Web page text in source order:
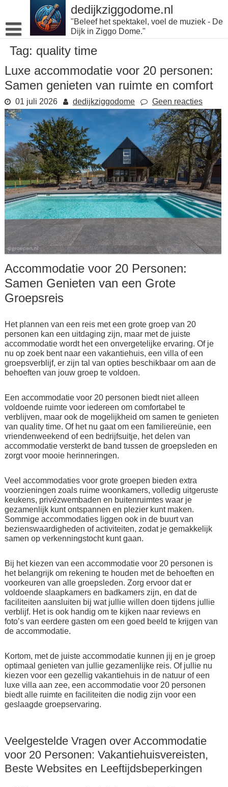
inhoud
gaan
dedijkziggodome.nl
"Beleef het spektakel, voel de muziek - De
Dijk in Ziggo Dome."
Tag: quality time
Luxe accommodatie voor 20 personen:
Samen genieten van ruimte en comfort
01 juli 2026 dedijkziggodome Geen reacties
Accommodatie voor 20 Personen:
Samen Genieten van een Grote
Groepsreis
Het plannen van een reis met een grote groep van 20
personen kan een uitdaging zijn, maar met de juiste
accommodatie wordt het een onvergetelijke ervaring. Of je
nu op zoek bent naar een vakantiehuis, een villa of een
groepsverblijf, er zijn tal van opties beschikbaar om aan de
behoeften van jouw groep te voldoen.
Een accommodatie voor 20 personen biedt niet alleen
voldoende ruimte voor iedereen om comfortabel te
verblijven, maar ook de mogelijkheid om samen te genieten
van quality time. Of het nu gaat om een familiereünie, een
vriendenweekend of een bedrijfsuitje, het delen van
accommodatie versterkt de band tussen de groepsleden en
zorgt voor mooie herinneringen.
Veel accommodaties voor grote groepen bieden extra
voorzieningen zoals ruime woonkamers, volledig uitgeruste
keukens, privézwembaden en buitenruimtes waar je
gezamenlijk kunt ontspannen en plezier kunt maken.
Sommige accommodaties liggen ook in de buurt van
bezienswaardigheden of activiteiten, zodat je gemakkelijk
samen op verkenningstocht kunt gaan.
Bij het kiezen van een accommodatie voor 20 personen is
het belangrijk om rekening te houden met de behoeften en
voorkeuren van alle groepsleden. Zorg ervoor dat er
voldoende slaapkamers en badkamers zijn, en dat de
faciliteiten aansluiten bij wat jullie willen doen tijdens jullie
verblijf. Het is ook handig om te kijken naar reviews en
foto’s van eerdere gasten om een goed beeld te krijgen van
de accommodatie.
Kortom, met de juiste accommodatie kunnen jij en je groep
optimaal genieten van jullie gezamenlijke reis. Of jullie nu
kiezen voor een gezellig vakantiehuis in de natuur of een
luxe villa aan zee, een accommodatie voor 20 personen
biedt alle ruimte en faciliteiten die nodig zijn voor een
geslaagde groepservaring.
Veelgestelde Vragen over Accommodatie
voor 20 Personen: Vakantiehuisvereisten,
Beste Websites en Leeftijdsbeperkingen